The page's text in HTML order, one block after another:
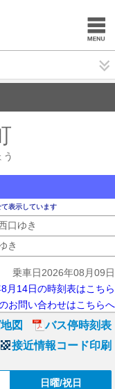
表示しています
口ゆき
き
乗車日2026年08月09日
月14日の時刻表はこちら
お問い合わせはこちらへ
図
バス停時刻表
接近情報コード印刷
日曜/祝日